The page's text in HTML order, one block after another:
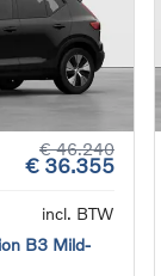
€ 46.240
€ 36.355
incl. BTW
B3 Mild-